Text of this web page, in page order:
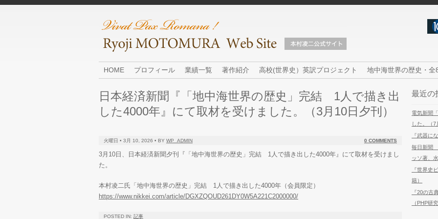
HOME プロフィール 業績一覧 著作紹介 高校(世界史）英訳プロジェクト 地中海世界の歴史・全
日本経済新聞『「地中海世界の歴史」完結 1人で描き出
した4000年』にて取材を受けました。（3月10日夕刊）
0 COMMENTS
火曜日 • 3月 10, 2026 • BY WP_ADMIN
3月10日、日本経済新聞夕刊『「地中海世界の歴史」完結 1人で描き出した4000年』にて取材を受けまし
た。
本村凌二氏「地中海世界の歴史」完結 1人で描き出した4000年（会員限定）
https://www.nikkei.com/article/DGXZQOUD261DY0W5A221C2000000/
POSTED IN: 記事
最近の
電気新聞
した。（7
『武器に
毎日新聞
ッソ著、
『世界史
籍）
『20の古
（PHP研